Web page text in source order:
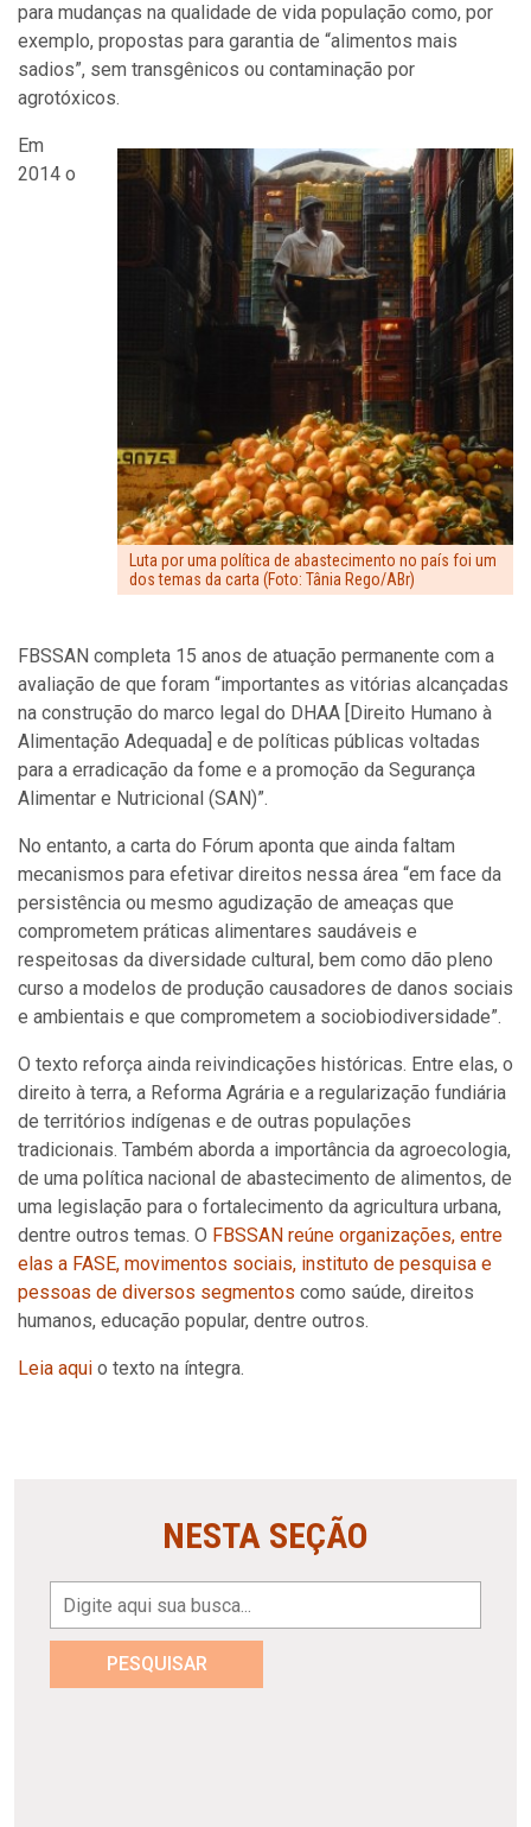
para mudanças na qualidade de vida população como, por
exemplo, propostas para garantia de “alimentos mais
sadios”, sem transgênicos ou contaminação por
agrotóxicos.
Luta por uma política de abastecimento no país foi um
dos temas da carta (Foto: Tânia Rego/ABr)
Em
2014 o
FBSSAN completa 15 anos de atuação permanente com a
avaliação de que foram “importantes as vitórias alcançadas
na construção do marco legal do DHAA [Direito Humano à
Alimentação Adequada] e de políticas públicas voltadas
para a erradicação da fome e a promoção da Segurança
Alimentar e Nutricional (SAN)”.
No entanto, a carta do Fórum aponta que ainda faltam
mecanismos para efetivar direitos nessa área “em face da
persistência ou mesmo agudização de ameaças que
comprometem práticas alimentares saudáveis e
respeitosas da diversidade cultural, bem como dão pleno
curso a modelos de produção causadores de danos sociais
e ambientais e que comprometem a sociobiodiversidade”.
O texto reforça ainda reivindicações históricas. Entre elas, o
direito à terra, a Reforma Agrária e a regularização fundiária
de territórios indígenas e de outras populações
tradicionais. Também aborda a importância da agroecologia,
de uma política nacional de abastecimento de alimentos, de
uma legislação para o fortalecimento da agricultura urbana,
dentre outros temas. O FBSSAN reúne organizações, entre
elas a FASE, movimentos sociais, instituto de pesquisa e
pessoas de diversos segmentos como saúde, direitos
humanos, educação popular, dentre outros.
Leia aqui o texto na íntegra.
NESTA SEÇÃO
PESQUISAR